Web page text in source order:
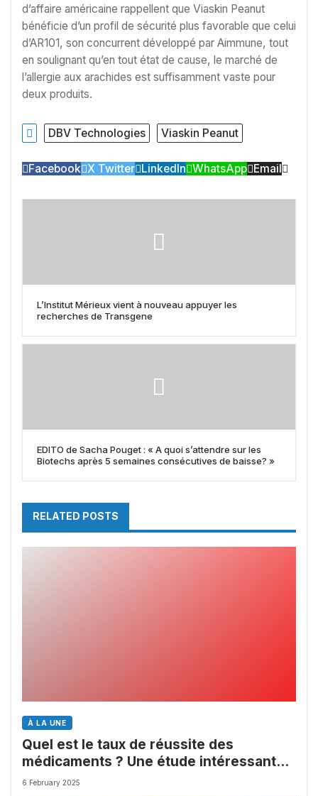
d’affaire américaine rappellent que Viaskin Peanut
bénéficie d’un profil de sécurité plus favorable que celui
d’AR101, son concurrent développé par Aimmune, tout
en soulignant qu’en tout état de cause, le marché de
l’allergie aux arachides est suffisamment vaste pour
deux produits.
DBV Technologies Viaskin Peanut
Facebook X Twitter LinkedIn WhatsApp Email
L’Institut Mérieux vient à nouveau appuyer les
recherches de Transgene
EDITO de Sacha Pouget : « A quoi s’attendre sur les
Biotechs après 5 semaines consécutives de baisse? »
RELATED POSTS
À LA UNE
Quel est le taux de réussite des
médicaments ? Une étude intéressante
chez les Big Pharmas
6 February 2025